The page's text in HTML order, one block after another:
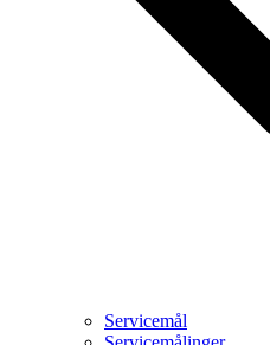
Servicemål